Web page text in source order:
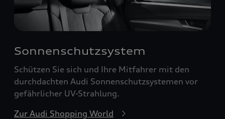
Sonnenschutzsystem
Schützen Sie sich und Ihre Mitfahrer mit den
durchdachten Audi Sonnenschutzsystemen vor
gefährlicher UV-Strahlung.
Zur Audi Shopping World